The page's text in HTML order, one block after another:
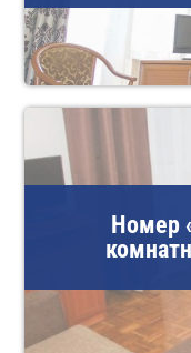
Номер